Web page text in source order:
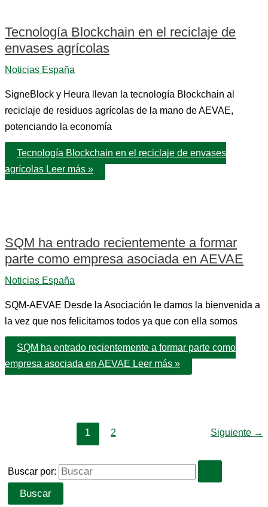
Tecnología Blockchain en el reciclaje de
envases agrícolas
Noticias España
SigneBlock y Heura llevan la tecnología Blockchain al
reciclaje de residuos agrícolas de la mano de AEVAE,
potenciando la economía
Tecnología Blockchain en el reciclaje de envases
agrícolas Leer más »
SQM ha entrado recientemente a formar
parte como empresa asociada en AEVAE
Noticias España
SQM-AEVAE Desde la Asociación le damos la bienvenida a
la vez que nos felicitamos todos ya que con ella somos
SQM ha entrado recientemente a formar parte como
empresa asociada en AEVAE Leer más »
1 2 Siguiente →
Buscar por: